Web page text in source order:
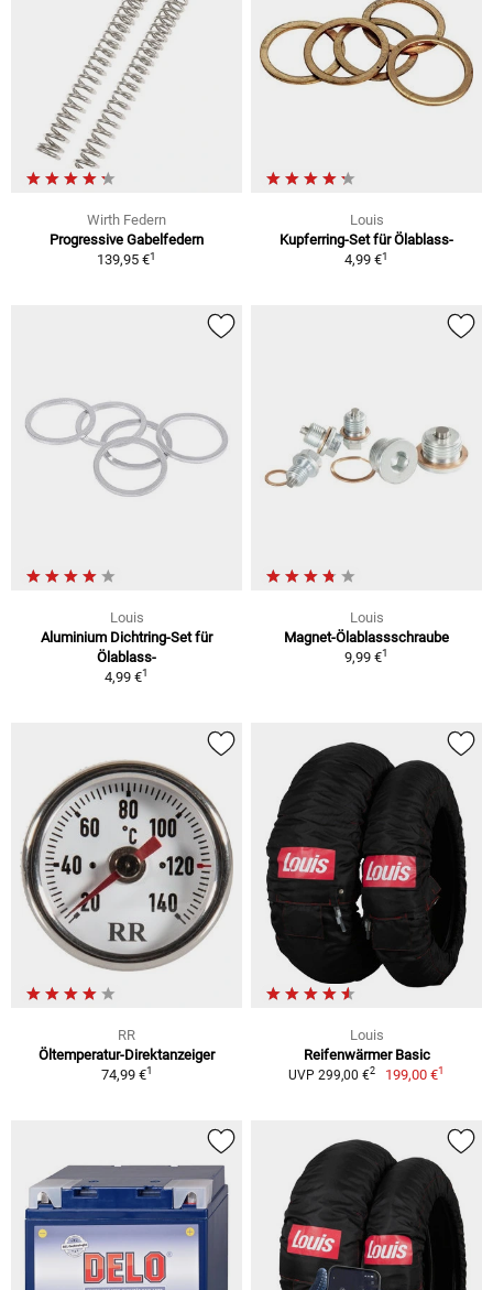
Wirth Federn
Progressive Gabelfedern
139,95 €1
Louis
Kupferring-Set für Ölablass-
4,99 €1
Louis
Aluminium Dichtring-Set für
Ölablass-
4,99 €1
Louis
Magnet-Ölablassschraube
9,99 €1
RR
Öltemperatur-Direktanzeiger
74,99 €1
Louis
Reifenwärmer Basic
UVP 299,00 €2 199,00 €1